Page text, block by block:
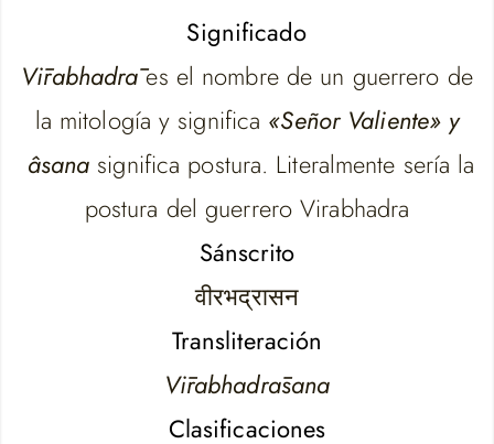
Significado
Vīrabhadrāes el nombre de un guerrero de
la mitología y significa «Señor Valiente» y
âsana significa postura. Literalmente sería la
postura del guerrero Virabhadra
Sánscrito
वीरभद्रासन
Transliteración
Vīrabhadrāsana
Clasificaciones